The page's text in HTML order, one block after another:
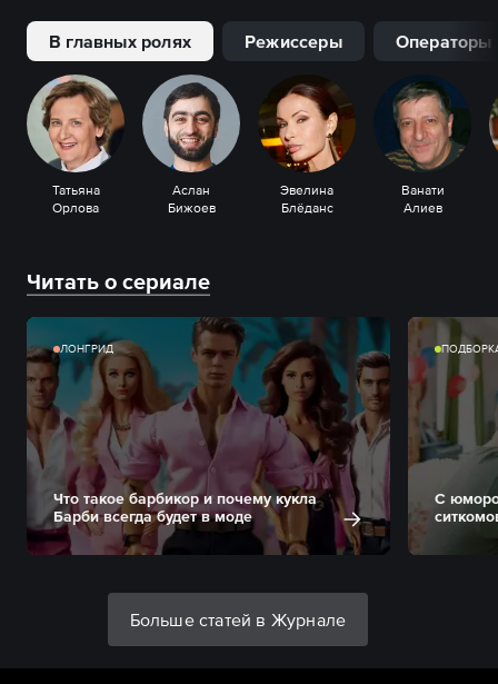
В главных ролях Режиссеры Операторы
Татьяна
Орлова
Аслан
Бижоев
Эвелина
Блёданс
Ванати
Алиев
Читать о сериале
ЛОНГРИД
Что такое барбикор и почему кукла
Барби всегда будет в моде
С
Больше статей в Журнале